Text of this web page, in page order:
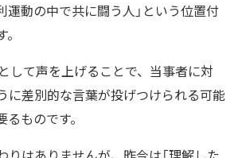
運動の中で共に闘う人」という位置付
して声を上げることで、当事者に対
に差別的な言葉が投げつけられる可能
ものです。